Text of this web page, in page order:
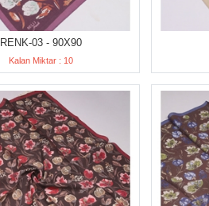
RENK-03 - 90X90
Kalan Miktar : 10